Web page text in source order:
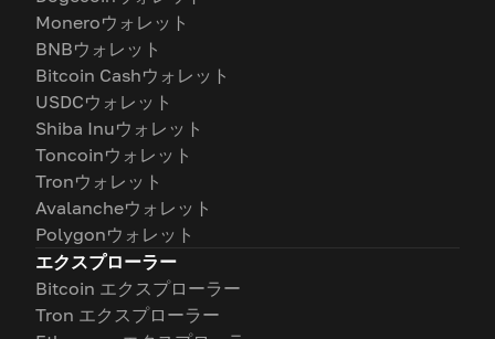
Moneroウォレット
BNBウォレット
Bitcoin Cashウォレット
USDCウォレット
Shiba Inuウォレット
Toncoinウォレット
Tronウォレット
Avalancheウォレット
Polygonウォレット
エクスプローラー
Bitcoin エクスプローラー
Tron エクスプローラー